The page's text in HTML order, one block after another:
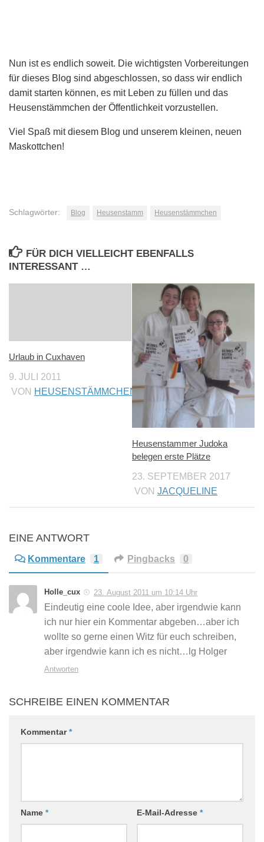
Nun ist es endlich soweit. Die wichtigsten Vorbereitungen
für dieses Blog sind abgeschlossen, so dass wir endlich
damit starten können, es mit Leben zu füllen und das
Heusenstämmchen der Öffentlichkeit vorzustellen.
Viel Spaß mit diesem Blog und unserem kleinen, neuen
Maskottchen!
Schlagwörter: Blog Heusenstamm Heusenstämmchen
FÜR DICH VIELLEICHT EBENFALLS
INTERESSANT …
Urlaub in Cuxhaven
9. JULI 2011
VON HEUSENSTÄMMCHEN
Heusenstammer Judoka
belegen erste Plätze
23. SEPTEMBER 2017
VON JACQUELINE
EINE ANTWORT
Kommentare 1 Pingbacks 0
Holle_cux 23. August 2011 um 10:14 Uhr
Eindeutig eine coole Idee, aber irgendwie kann
ich nur hier ein Kommentar abgeben…aber ich
wollte so gerne einen Witz für euch schreiben,
aber irgendwie kann ich es nicht…lg Holger
Antworten
SCHREIBE EINEN KOMMENTAR
Kommentar*
Name * E-Mail-Adresse *